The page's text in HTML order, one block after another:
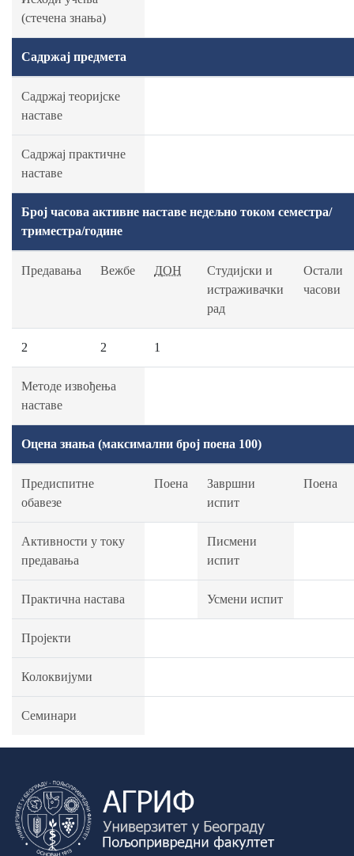
(стечена знања)
Садржај предмета
Садржај теоријске
наставе
Садржај практичне
наставе
Број часова активне наставе недељно током семестра/
триместра/године
Предавања Вежбе ДОН
Студијски и
истраживачки
рад
Остали
часови
2 2 1
Методе извођења
наставе
Оцена знања (максимални број поена 100)
Предиспитне
обавезе
Поена
Завршни
испит
Поена
Активности у току
предавања
Писмени
испит
Практична настава Усмени испит
Пројекти
Колоквијуми
Семинари